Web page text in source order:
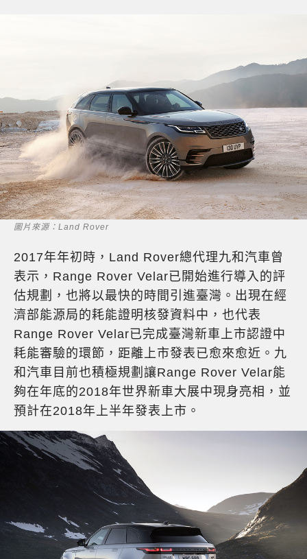
圖片來源：Land Rover
2017年年初時，Land Rover總代理九和汽車曾
表示，Range Rover Velar已開始進行導入的評
估規劃，也將以最快的時間引進臺灣。出現在經
濟部能源局的耗能證明核發資料中，也代表
Range Rover Velar已完成臺灣新車上市認證中
耗能審驗的環節，距離上市發表已愈來愈近。九
和汽車目前也積極規劃讓Range Rover Velar能
夠在年底的2018年世界新車大展中現身亮相，並
預計在2018年上半年發表上市。